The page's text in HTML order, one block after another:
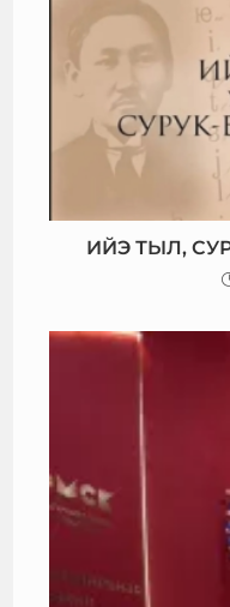
ИЙЭ ТЫЛ,